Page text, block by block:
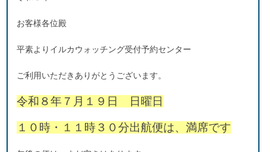
お客様各位殿
平素よりイルカウォッチング受付予約センター
ご利用いただきありがとうございます。
令和８年７月１９日 日曜日
１０時・１１時３０分出航便は、満席です